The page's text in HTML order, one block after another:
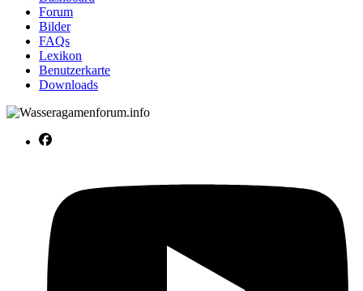
Forum
Bilder
FAQs
Lexikon
Benutzerkarte
Downloads